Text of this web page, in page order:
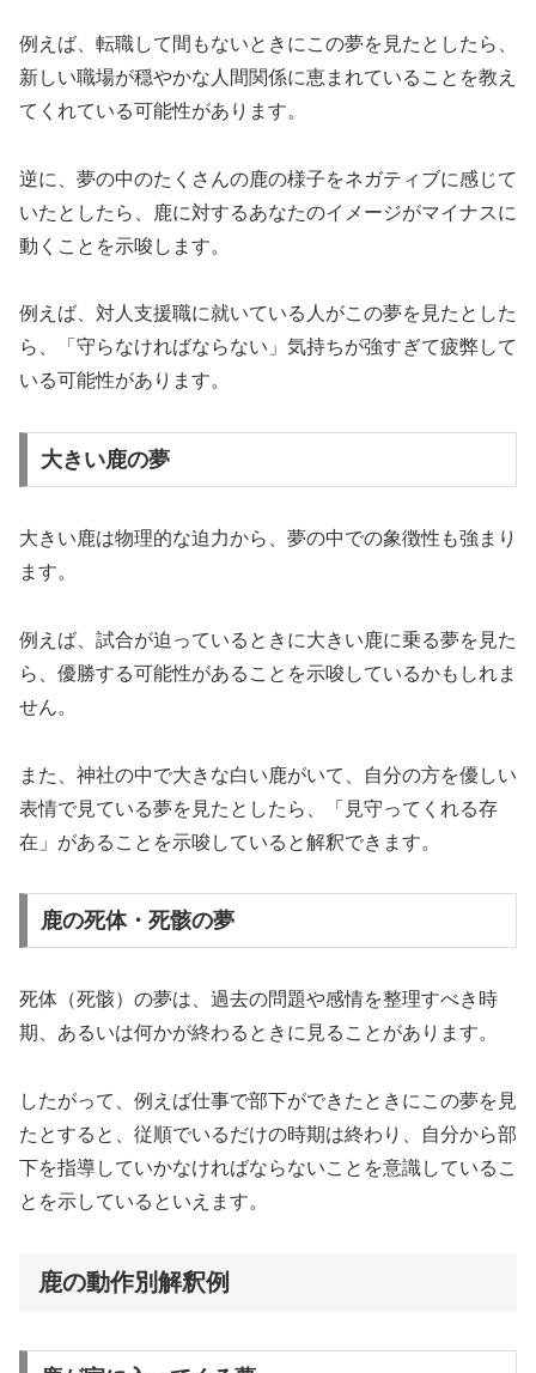
例えば、転職して間もないときにこの夢を見たとしたら、
新しい職場が穏やかな人間関係に恵まれていることを教え
てくれている可能性があります。
逆に、夢の中のたくさんの鹿の様子をネガティブに感じて
いたとしたら、鹿に対するあなたのイメージがマイナスに
動くことを示唆します。
例えば、対人支援職に就いている人がこの夢を見たとした
ら、「守らなければならない」気持ちが強すぎて疲弊して
いる可能性があります。
大きい鹿の夢
大きい鹿は物理的な迫力から、夢の中での象徴性も強まり
ます。
例えば、試合が迫っているときに大きい鹿に乗る夢を見た
ら、優勝する可能性があることを示唆しているかもしれま
せん。
また、神社の中で大きな白い鹿がいて、自分の方を優しい
表情で見ている夢を見たとしたら、「見守ってくれる存
在」があることを示唆していると解釈できます。
鹿の死体・死骸の夢
死体（死骸）の夢は、過去の問題や感情を整理すべき時
期、あるいは何かが終わるときに見ることがあります。
したがって、例えば仕事で部下ができたときにこの夢を見
たとすると、従順でいるだけの時期は終わり、自分から部
下を指導していかなければならないことを意識しているこ
とを示しているといえます。
鹿の動作別解釈例